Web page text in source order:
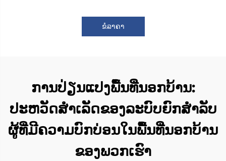
ຂໍລາຄາ
ການປ່ຽນແປງພື້ນທີ່ນອກບ້ານ:
ປະຫວັດສຳເລັດຂອງລະບົບຍົກສຳລັບ
ຜູ້ທີ່ມີຄວາມບົກບ່ອນໃນພື້ນທີ່ນອກບ້ານ
ຂອງພວກເຮົາ